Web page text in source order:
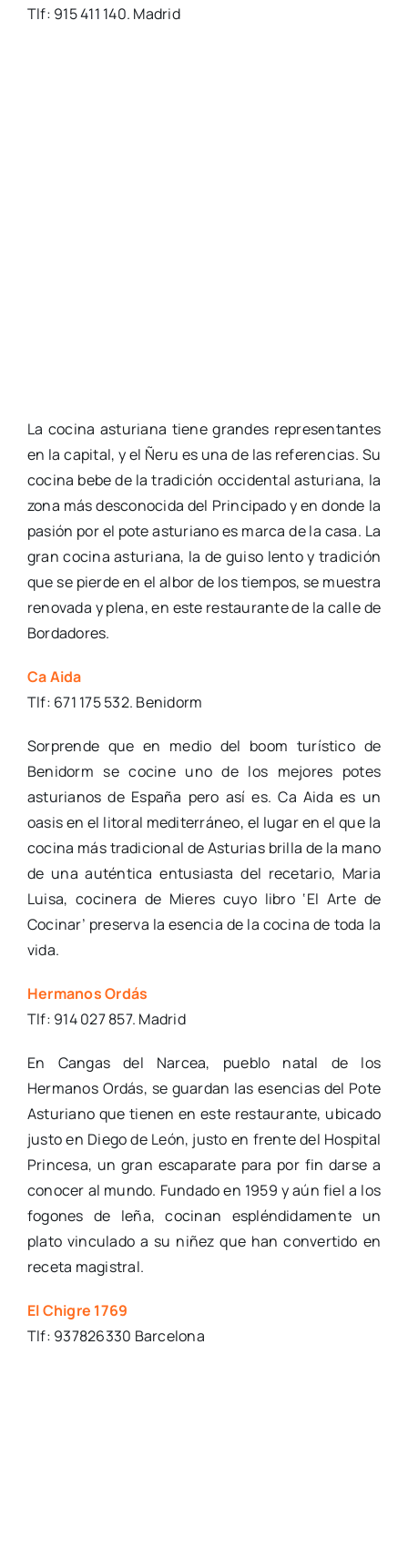
Tlf: 915 411 140. Madrid
La cocina asturiana tiene grandes representantes
en la capital, y el Ñeru es una de las referencias. Su
cocina bebe de la tradición occidental asturiana, la
zona más desconocida del Principado y en donde la
pasión por el pote asturiano es marca de la casa. La
gran cocina asturiana, la de guiso lento y tradición
que se pierde en el albor de los tiempos, se muestra
renovada y plena, en este restaurante de la calle de
Bordadores.
Ca Aida
Tlf: 671 175 532. Benidorm
Sorprende que en medio del boom turístico de
Benidorm se cocine uno de los mejores potes
asturianos de España pero así es. Ca Aida es un
oasis en el litoral mediterráneo, el lugar en el que la
cocina más tradicional de Asturias brilla de la mano
de una auténtica entusiasta del recetario, Maria
Luisa, cocinera de Mieres cuyo libro ‘El Arte de
Cocinar’ preserva la esencia de la cocina de toda la
vida.
Hermanos Ordás
Tlf: 914 027 857. Madrid
En Cangas del Narcea, pueblo natal de los
Hermanos Ordás, se guardan las esencias del Pote
Asturiano que tienen en este restaurante, ubicado
justo en Diego de León, justo en frente del Hospital
Princesa, un gran escaparate para por fin darse a
conocer al mundo. Fundado en 1959 y aún fiel a los
fogones de leña, cocinan espléndidamente un
plato vinculado a su niñez que han convertido en
receta magistral.
El Chigre 1769
Tlf: 937826330 Barcelona